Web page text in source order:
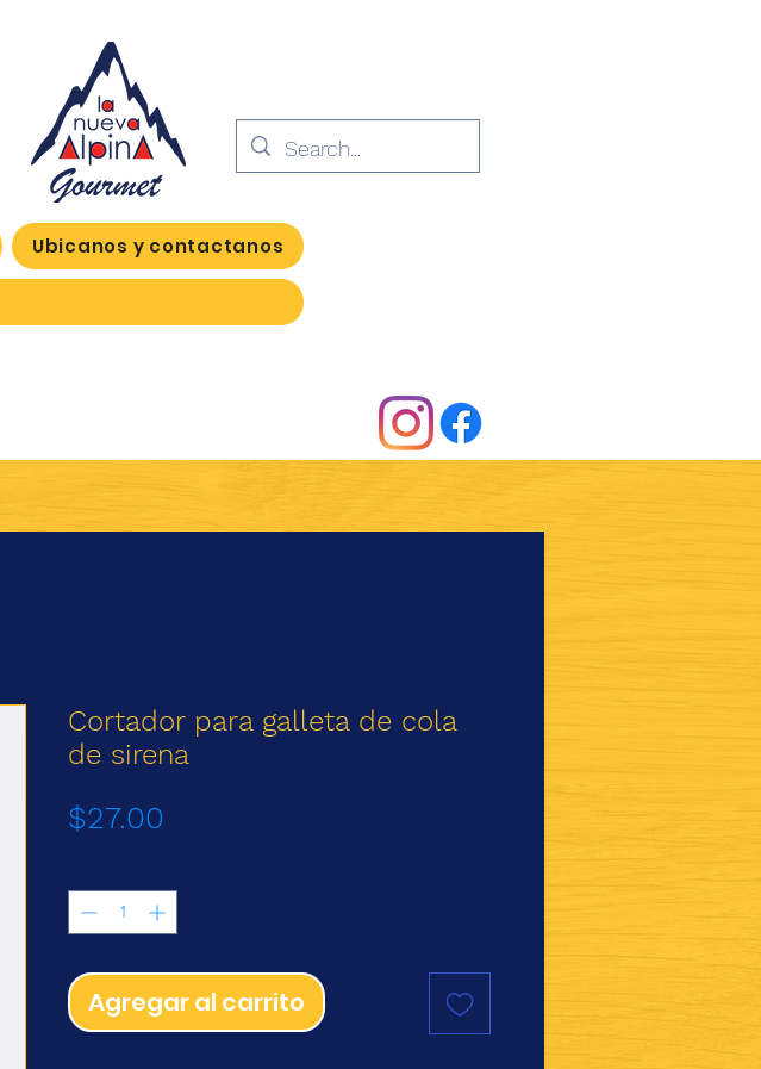
Ubicanos y contactanos
Cortador para galleta de cola
de sirena
$27.00
Agregar al carrito